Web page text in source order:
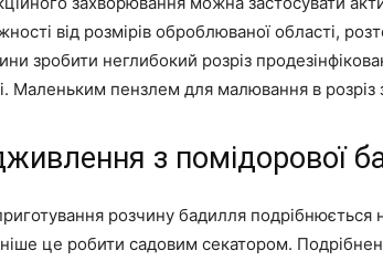
від розмірів оброблюваної області,
зробити неглибокий розріз
Маленьким пензлем для малювання в розріз
з помідорової
розчину бадилля подрібнюється
це робити садовим секатором.